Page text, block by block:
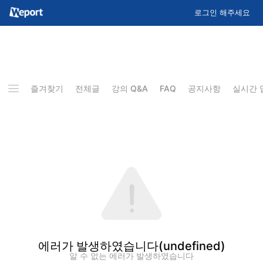
로그인 해주세요
즐겨찾기 전체글 강의 Q&A FAQ 공지사항 실시간
에러가 발생하였습니다(undefined)
알 수 없는 에러가 발생하였습니다